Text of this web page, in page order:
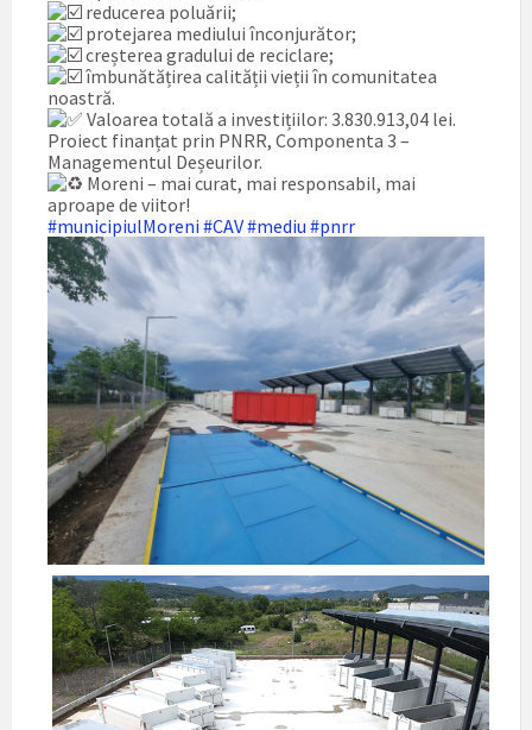
reducerea poluării;
protejarea mediului înconjurător;
creșterea gradului de reciclare;
îmbunătățirea calității vieții în comunitatea
noastră.
Valoarea totală a investițiilor: 3.830.913,04 lei.
Proiect finanțat prin PNRR, Componenta 3 –
Managementul Deșeurilor.
Moreni – mai curat, mai responsabil, mai
aproape de viitor!
#municipiulMoreni #CAV#mediu #pnrr